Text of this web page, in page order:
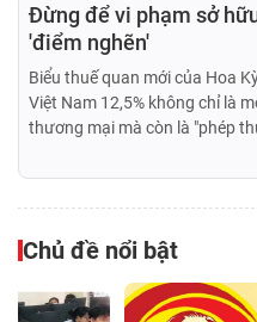
Đừng để vi phạm sở
'điểm nghẽn'
Biểu thuế quan mới của Hoa
Việt Nam 12,5% không chỉ là
thương mại mà còn là "phép
Chủ đề nổi bật